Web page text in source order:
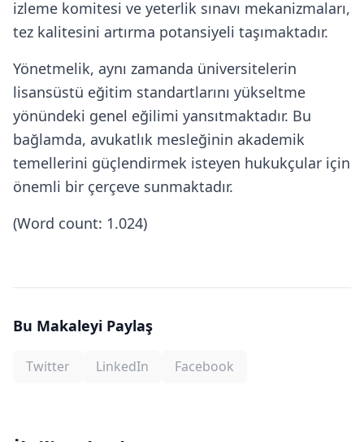
izleme komitesi ve yeterlik sınavı mekanizmaları,
tez kalitesini artırma potansiyeli taşımaktadır.
Yönetmelik, aynı zamanda üniversitelerin
lisansüstü eğitim standartlarını yükseltme
yönündeki genel eğilimi yansıtmaktadır. Bu
bağlamda, avukatlık mesleğinin akademik
temellerini güçlendirmek isteyen hukukçular için
önemli bir çerçeve sunmaktadır.
(Word count: 1.024)
Bu Makaleyi Paylaş
Twitter LinkedIn Facebook